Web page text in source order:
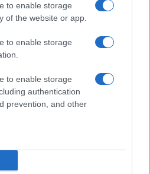
to enable storage
of the website or app.
to enable storage
to enable storage
authentication
prevention, and other